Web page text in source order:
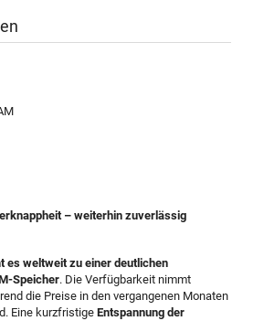
– weiterhin zuverlässig
es weltweit zu einer deutlichen
Speicher. Die Verfügbarkeit nimmt
die Preise in den vergangenen Monaten
Eine kurzfristige Entspannung der